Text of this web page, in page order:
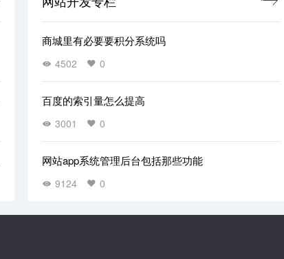
商城里有必要要积分系统吗
4502 0
百度的索引量怎么提高
3001 0
网站app系统管理后台包括那些功能
9124 0